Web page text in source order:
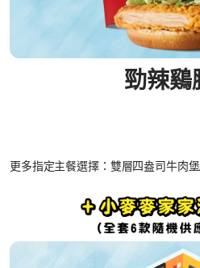
勁辣鷄
更多指定主餐選擇：雙層四盎司牛肉